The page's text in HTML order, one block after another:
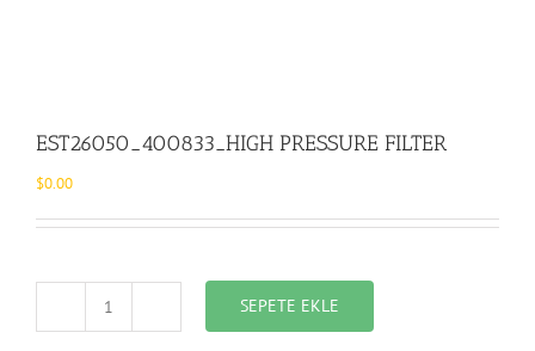
EST26050_400833_HIGH PRESSURE FILTER
$0.00
EST26050_400833_HIGH
PRESSURE
SEPETE EKLE